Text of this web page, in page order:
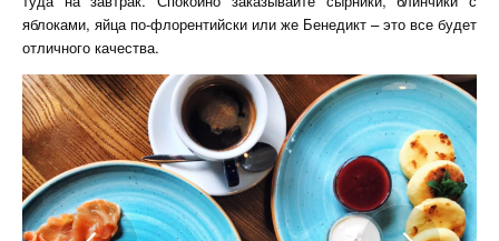
яблоками, яйца по-флорентийски или же Бенедикт – это все будет
отличного качества.